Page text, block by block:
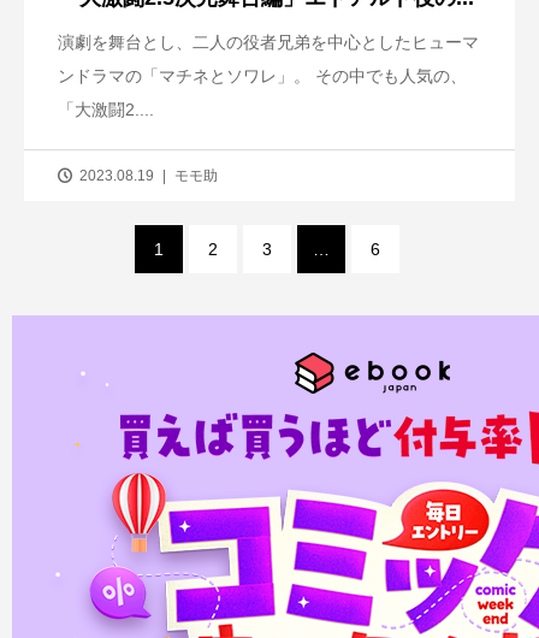
演劇を舞台とし、二人の役者兄弟を中心としたヒューマ
ンドラマの「マチネとソワレ」。 その中でも人気の、
「大激闘2....
2023.08.19 モモ助
1 2 3 6